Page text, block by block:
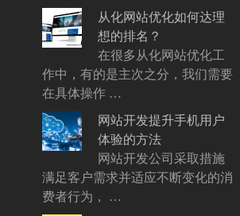
从化网站优化如何达理
想的排名？
在很多从化网站优化工
作中，有的是主次之分，我们需要
在具体操作 …
网站开发提升手机用户
体验的方法
网站开发公司采取措施
满足客户需求并适应不断变化的消
费者行为， …